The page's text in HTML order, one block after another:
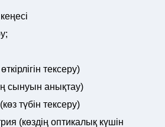
тексеру)
сынуын анықтау)
түбін тексеру)
(көздің оптикалық күшін